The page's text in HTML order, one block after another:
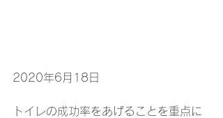
2020年6月18日
トイレの成功率をあげることを重点に